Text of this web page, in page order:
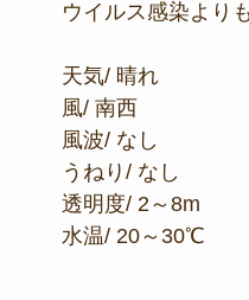
ウイルス感染より
天気/ 晴れ
風/ 南西
風波/ なし
うねり/ なし
透明度/ 2～8m
水温/ 20～30℃